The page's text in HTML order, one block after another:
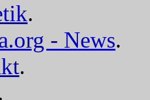
.
- News.
.